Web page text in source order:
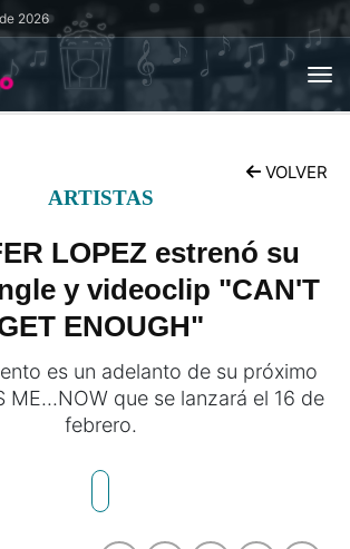
2026
VOLVER
ARTISTAS
LOPEZ estrenó su
y videoclip "CAN'T
ENOUGH"
es un adelanto de su próximo
ME...NOW que se lanzará el 16 de
febrero.